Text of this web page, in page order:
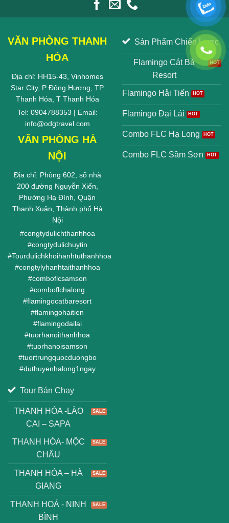
VĂN PHÒNG THANH
HÓA
Địa chỉ: HH15-43, Vinhomes
Star City, P Đông Hương, TP
Thanh Hóa, T Thanh Hóa
Tel: 0904788353 | Email:
info@odgtravel.com
VĂN PHÒNG HÀ
NỘI
Địa chỉ: Phòng 602, số nhà
200 đường Nguyễn Xiển,
Phường Hạ Đình, Quận
Thanh Xuân, Thành phố Hà
Nội
#congtydulichthanhhoa
#congtydulichuytin
#Tourdulichkhoihanhtuthanhhoa
#congtylyhanhtaithanhhoa
#comboflcsamson
#comboflchalong
#flamingocatbaresort
#flamingohaitien
#flamingodailai
#tuorhanoithanhhoa
#tuorhanoisamson
#tuortrungquocduongbo
#duthuyenhalong1ngay
Sản Phẩm Chiến Lược
Flamingo Cát Bà
Resort
Flamingo Hải Tiến
Flamingo Đại Lải
Combo FLC Hạ Long
Combo FLC Sầm Sơn
Tour Bán Chạy
THANH HÓA -LÀO
CAI – SAPA
THANH HÓA- MỘC
CHÂU
THANH HÓA – HÀ
GIANG
THANH HOÁ - NINH
BÌNH